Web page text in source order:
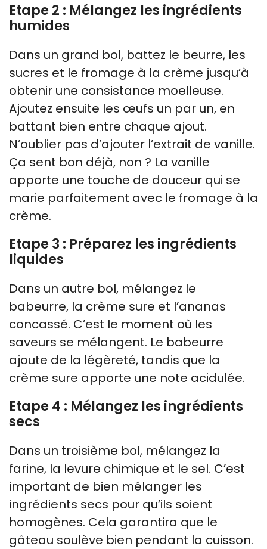
Etape 2 : Mélangez les ingrédients
humides
Dans un grand bol, battez le beurre, les
sucres et le fromage à la crème jusqu’à
obtenir une consistance moelleuse.
Ajoutez ensuite les œufs un par un, en
battant bien entre chaque ajout.
N’oublier pas d’ajouter l’extrait de vanille.
Ça sent bon déjà, non ? La vanille
apporte une touche de douceur qui se
marie parfaitement avec le fromage à la
crème.
Etape 3 : Préparez les ingrédients
liquides
Dans un autre bol, mélangez le
babeurre, la crème sure et l’ananas
concassé. C’est le moment où les
saveurs se mélangent. Le babeurre
ajoute de la légèreté, tandis que la
crème sure apporte une note acidulée.
Etape 4 : Mélangez les ingrédients
secs
Dans un troisième bol, mélangez la
farine, la levure chimique et le sel. C’est
important de bien mélanger les
ingrédients secs pour qu’ils soient
homogènes. Cela garantira que le
gâteau soulève bien pendant la cuisson.